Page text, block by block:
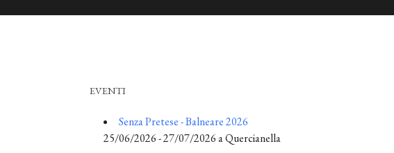
EVENTI
Senza Pretese - Balneare 2026
25/06/2026 - 27/07/2026 a Quercianella